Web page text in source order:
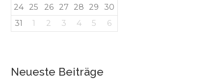
24
25 26 27 28 29
30
31
1 2 3 4 5 6
Neueste Beiträge